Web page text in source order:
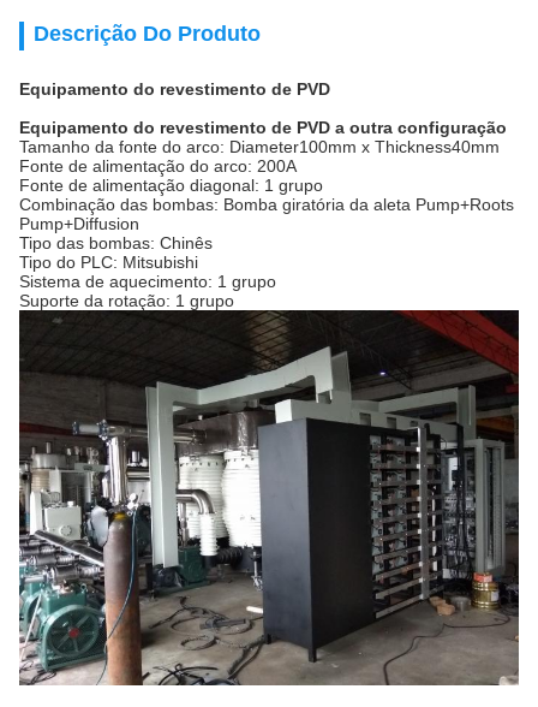
Descrição Do Produto
Equipamento do revestimento de PVD
Equipamento do revestimento de PVD a outra configuração
Tamanho da fonte do arco: Diameter100mm x Thickness40mm
Fonte de alimentação do arco: 200A
Fonte de alimentação diagonal: 1 grupo
Combinação das bombas: Bomba giratória da aleta Pump+Roots
Pump+Diffusion
Tipo das bombas: Chinês
Tipo do PLC: Mitsubishi
Sistema de aquecimento: 1 grupo
Suporte da rotação: 1 grupo